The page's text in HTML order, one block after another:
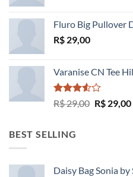
Fluro Big Pullover
R$ 29,00
Varanise CN Tee
Avaliação
3.50
de
R$29,00 O
R$29,00O
BEST SELLING
Daisy Bag Sonia by